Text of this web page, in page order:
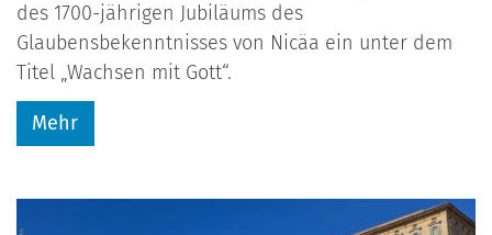
des 1700-jährigen Jubiläums des
Glaubensbekenntnisses von Nicäa ein unter dem
Titel „Wachsen mit Gott“.
Mehr